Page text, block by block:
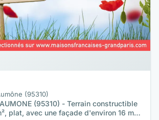
(95310)
(95310) - Terrain constructible
plat, avec une façade d'environ 16 m,